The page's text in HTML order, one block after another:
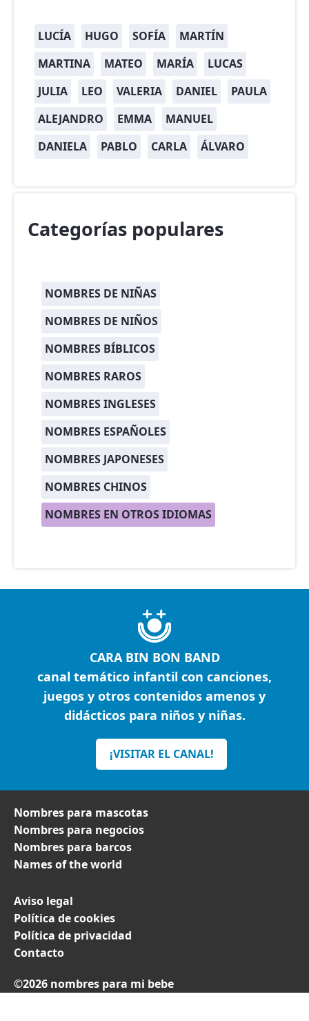
LUCÍA HUGO SOFÍA
MARTÍN
MARTINA
MATEO MARÍA
LUCAS
JULIA
LEO VALERIA DANIEL
PAULA
ALEJANDRO
EMMA
MANUEL
DANIELA
PABLO CARLA ÁLVARO
Categorías populares
NOMBRES DE NIÑAS
NOMBRES DE NIÑOS
NOMBRES BÍBLICOS
NOMBRES RAROS
NOMBRES INGLESES
NOMBRES ESPAÑOLES
NOMBRES JAPONESES
NOMBRES CHINOS
NOMBRES EN OTROS IDIOMAS
CARA BIN BON BAND
canal temático infantil con canciones,
juegos y otros contenidos amenos y
didácticos para niños y niñas.
¡VISITAR EL CANAL!
Nombres para mascotas
Nombres para negocios
Nombres para barcos
Names of the world
Aviso legal
Política de cookies
Política de privacidad
Contacto
©2026 nombres para mi bebe